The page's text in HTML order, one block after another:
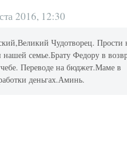
2016, 12:30
Чудотворец. Прости
семье.Брату Федору в
Переводе на бюджет.Маме в
деньгах.Аминь.